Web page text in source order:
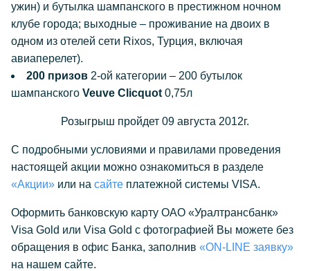
ужин) и бутылка шампанского в престижном ночном
клубе города; выходные – проживание на двоих в
одном из отелей сети Rixos, Турция, включая
авиаперелет).
200 призов 2-ой категории – 200 бутылок
шампанского Veuve Clicquot 0,75л
Розыгрыш пройдет 09 августа 2012г.
С подробными условиями и правилами проведения
настоящей акции можно ознакомиться в разделе
«Акции» или на сайте платежной системы VISA.
Оформить банковскую карту ОАО «Уралтрансбанк»
Visa Gold или Visa Gold с фотографией Вы можете без
обращения в офис Банка, заполнив «ON-LINE заявку»
на нашем сайте.